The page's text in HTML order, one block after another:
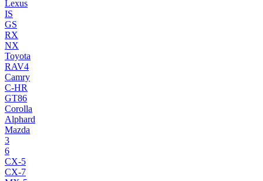
Lexus
IS
GS
RX
NX
Toyota
RAV4
Camry
C-HR
GT86
Corolla
Alphard
Mazda
3
6
CX-5
CX-7